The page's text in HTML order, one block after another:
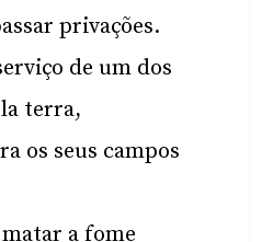
privações.
de um dos
terra,
os seus campos
a fome